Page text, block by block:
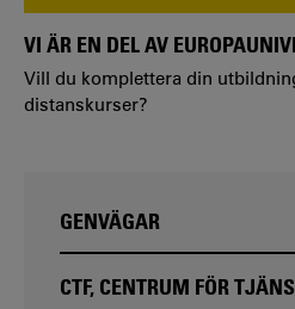
VI ÄR EN DEL AV
Vill du komplettera din
distanskurser?
GENVÄGAR
CTF, CENTRUM FÖR